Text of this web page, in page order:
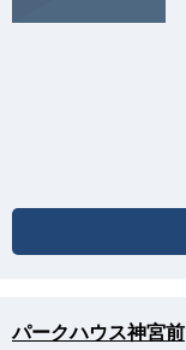
パークハウス神宮前